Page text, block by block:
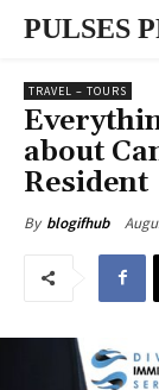
PULSES
TRAVEL – TOURS
about
Resident
By blogifhub